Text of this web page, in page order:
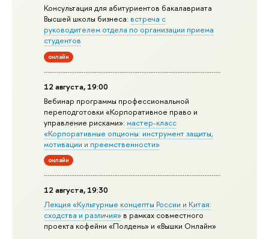
Консультация для абитуриентов бакалавриата
Высшей школы бизнеса: встреча с
руководителем отдела по организации приема
студентов
онлайн
12 августа, 19:00
Вебинар программы профессиональной
переподготовки «Корпоративное право и
управление рисками»: мастер-класс
«Корпоративные опционы: инструмент защиты,
мотивации и преемственности»
онлайн
12 августа, 19:30
Лекция «Культурные концепты России и Китая:
сходства и различия» в рамках совместного
проекта кофейни «Полдень» и «Вышки Онлайн»